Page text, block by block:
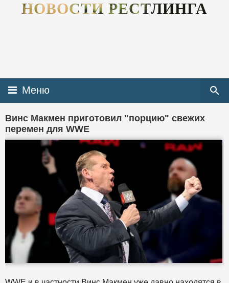
НОВОСТИ РЕСТЛИНГА
Меню
Винс Макмен приготовил "порцию" свежих
перемен для WWE